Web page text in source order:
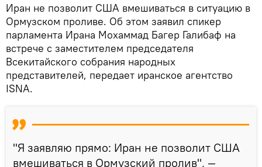
Иран не позволит США вмешиваться в ситуацию в
Ормузском проливе. Об этом заявил спикер
парламента Ирана Мохаммад Багер Галибаф на
встрече с заместителем председателя
Всекитайского собрания народных
представителей, передает иранское агентство
ISNA.
"Я заявляю прямо: Иран не позволит США
вмешиваться в Ормузский пролив", —